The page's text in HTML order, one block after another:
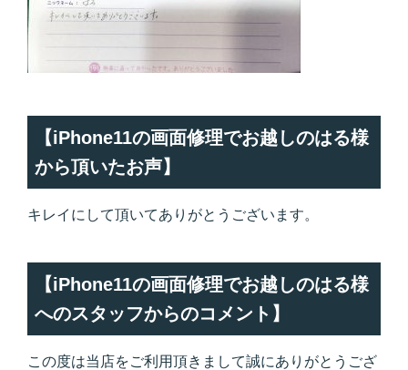
【iPhone11の画面修理でお越しのはる様
から頂いたお声】
キレイにして頂いてありがとうございます。
【iPhone11の画面修理でお越しのはる様
へのスタッフからのコメント】
この度は当店をご利用頂きまして誠にありがとうござ